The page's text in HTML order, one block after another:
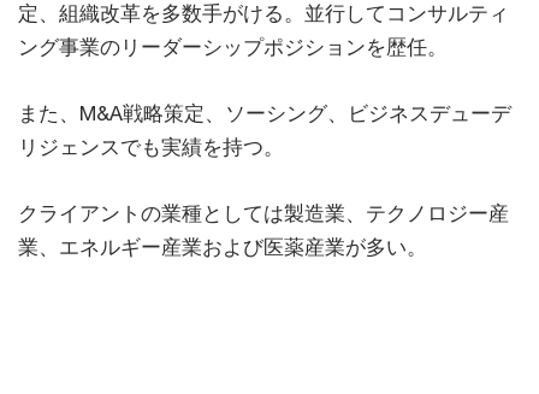
定、組織改革を多数手がける。並行してコンサルティ
ング事業のリーダーシップポジションを歴任。
また、M&A戦略策定、ソーシング、ビジネスデューデ
リジェンスでも実績を持つ。
クライアントの業種としては製造業、テクノロジー産
業、エネルギー産業および医薬産業が多い。